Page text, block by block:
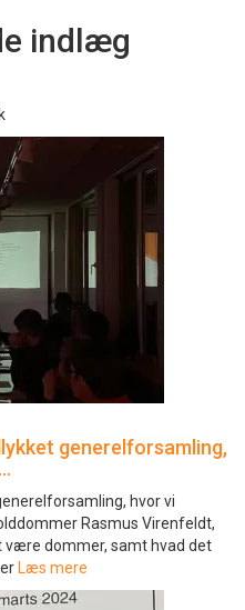
indlæg
generelforsamling,
hvor vi
Rasmus Virenfeldt,
dommer, samt hvad det
Læs mere